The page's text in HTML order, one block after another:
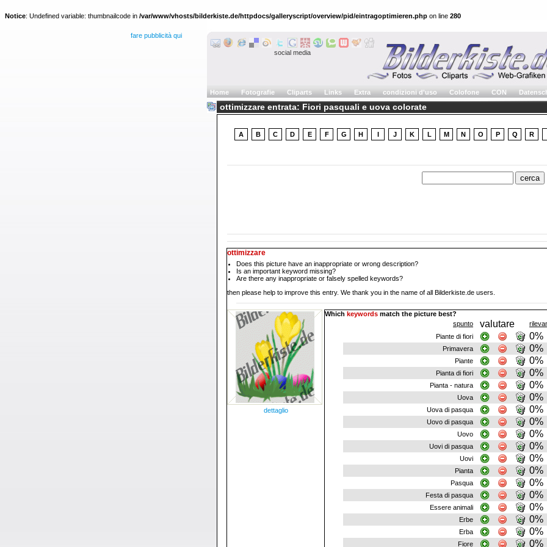
Notice: Undefined variable: thumbnailcode in /var/www/vhosts/bilderkiste.de/httpdocs/galleryscript/overview/pid/eintragoptimieren.php on line 280
fare pubblicità qui
social media
Home Fotografie Cliparts Links Extra condizioni d'uso Colofone CON
ottimizzare entrata: Fiori pasquali e uova colorate
A B C D E F G H I J K L M N O P Q R
ottimizzare
Does this picture have an inappropriate or wrong description?
Is an important keyword missing?
Are there any inappropriate or falsely spelled keywords?
then please help to improve this entry. We thank you in the name of all Bilderkiste.de users.
dettaglio
Which keywords match the picture best?
spunto
valutare
Piante di fiori
0%
Primavera 0%
Piante 0%
Pianta di fiori 0%
Pianta - natura 0%
Uova 0%
Uova di pasqua 0%
Uovo di pasqua 0%
Uovo 0%
Uovi di pasqua 0%
Uovi 0%
Pianta 0%
Pasqua 0%
Festa di pasqua 0%
Essere animali 0%
Erbe 0%
Erba 0%
Fiore 0%